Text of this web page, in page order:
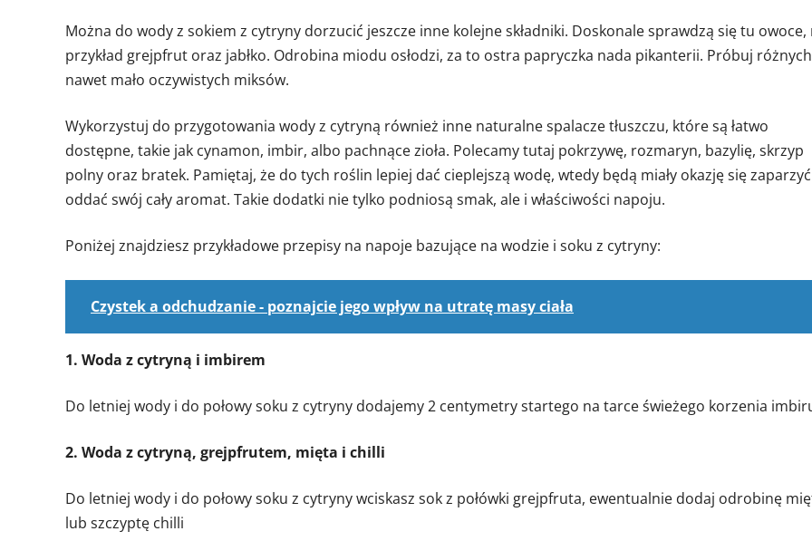
Można do wody z sokiem z cytryny dorzucić jeszcze inne kolejne składniki. Doskonale sprawdzą się tu owoce,
przykład grejpfrut oraz jabłko. Odrobina miodu osłodzi, za to ostra papryczka nada pikanterii. Próbuj różnych
nawet mało oczywistych miksów.
Wykorzystuj do przygotowania wody z cytryną również inne naturalne spalacze tłuszczu, które są łatwo
dostępne, takie jak cynamon, imbir, albo pachnące zioła. Polecamy tutaj pokrzywę, rozmaryn, bazylię, skrzyp
polny oraz bratek. Pamiętaj, że do tych roślin lepiej dać cieplejszą wodę, wtedy będą miały okazję się
oddać swój cały aromat. Takie dodatki nie tylko podniosą smak, ale i właściwości napoju.
Poniżej znajdziesz przykładowe przepisy na napoje bazujące na wodzie i soku z cytryny:
Czystek a odchudzanie - poznajcie jego wpływ na utratę masy ciała
1. Woda z cytryną i imbirem
Do letniej wody i do połowy soku z cytryny dodajemy 2 centymetry startego na tarce świeżego korzenia
2. Woda z cytryną, grejpfrutem, mięta i chilli
Do letniej wody i do połowy soku z cytryny wciskasz sok z połówki grejpfruta, ewentualnie dodaj odrobinę
lub szczyptę chilli